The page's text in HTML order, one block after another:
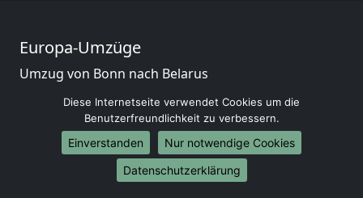
Europa-Umzüge
Umzug von Bonn nach Belarus
Umzug von Bonn nach Bulgarien
Umzug von Bonn nach Dänemark
Umzug von Bonn nach England
Umzug von Bonn nach Portugal
Diese Internetseite verwendet Cookies um die
Benutzerfreundlichkeit zu verbessern.
Einverstanden
Nur notwendige Cookies
Datenschutzerklärung